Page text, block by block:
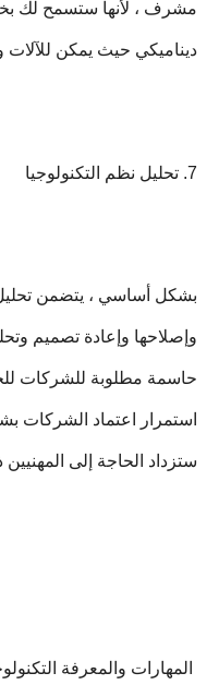
مشرف ، لأنها ستسمح لك
ديناميكي حيث يمكن للآلات
7. تحليل نظم التكنولوجيا
بشكل أساسي ، يتضمن
وإصلاحها وإعادة تصميم
حاسمة مطلوبة للشركات
استمرار اعتماد الشركات
ستزداد الحاجة إلى
المهارات والمعرفة